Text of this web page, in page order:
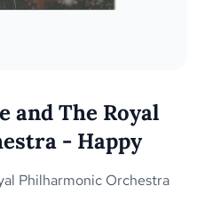
and The Royal
- Happy
Philharmonic Orchestra